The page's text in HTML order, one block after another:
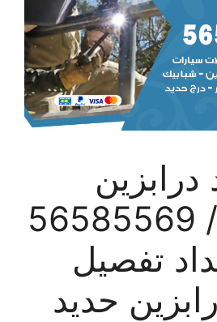
الاندلس / 56585569
تفصيل
حديد